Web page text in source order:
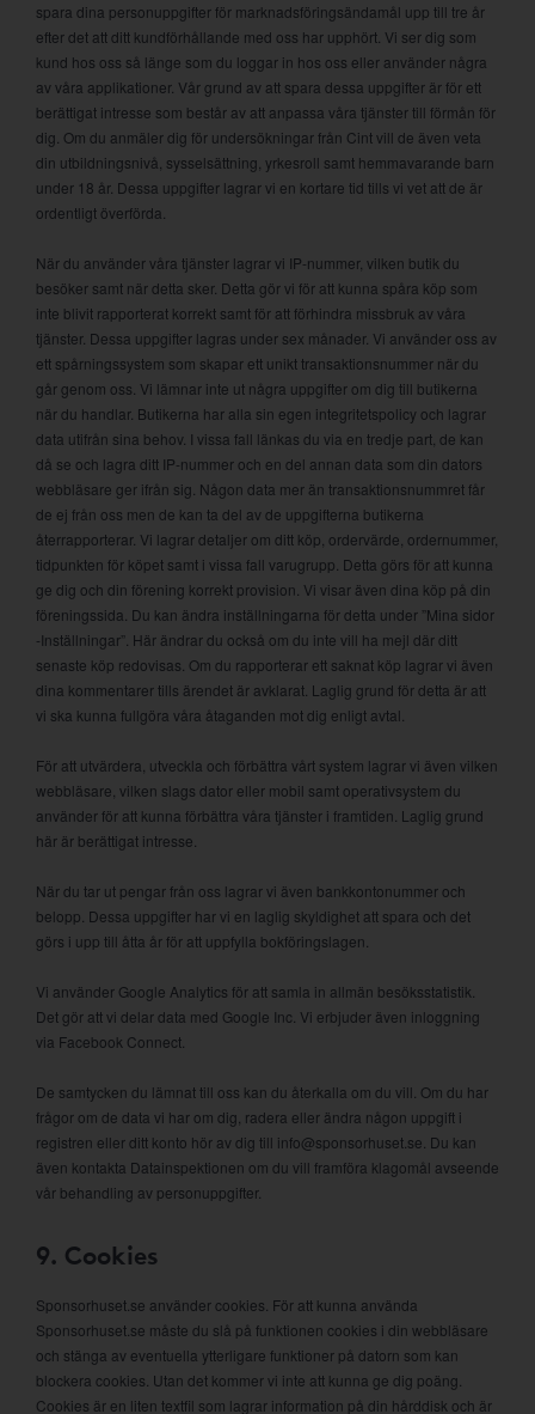
spara dina personuppgifter för marknadsföringsändamål upp till tre år
efter det att ditt kundförhållande med oss har upphört. Vi ser dig som
kund hos oss så länge som du loggar in hos oss eller använder några
av våra applikationer. Vår grund av att spara dessa uppgifter är för ett
berättigat intresse som består av att anpassa våra tjänster till förmån för
dig. Om du anmäler dig för undersökningar från Cint vill de även veta
din utbildningsnivå, sysselsättning, yrkesroll samt hemmavarande barn
under 18 år. Dessa uppgifter lagrar vi en kortare tid tills vi vet att de är
ordentligt överförda.
När du använder våra tjänster lagrar vi IP-nummer, vilken butik du
besöker samt när detta sker. Detta gör vi för att kunna spåra köp som
inte blivit rapporterat korrekt samt för att förhindra missbruk av våra
tjänster. Dessa uppgifter lagras under sex månader. Vi använder oss av
ett spårningssystem som skapar ett unikt transaktionsnummer när du
går genom oss. Vi lämnar inte ut några uppgifter om dig till butikerna
när du handlar. Butikerna har alla sin egen integritetspolicy och lagrar
data utifrån sina behov. I vissa fall länkas du via en tredje part, de kan
då se och lagra ditt IP-nummer och en del annan data som din dators
webbläsare ger ifrån sig. Någon data mer än transaktionsnummret får
de ej från oss men de kan ta del av de uppgifterna butikerna
återrapporterar. Vi lagrar detaljer om ditt köp, ordervärde, ordernummer,
tidpunkten för köpet samt i vissa fall varugrupp. Detta görs för att kunna
ge dig och din förening korrekt provision. Vi visar även dina köp på din
föreningssida. Du kan ändra inställningarna för detta under ”Mina sidor
-Inställningar”. Här ändrar du också om du inte vill ha mejl där ditt
senaste köp redovisas. Om du rapporterar ett saknat köp lagrar vi även
dina kommentarer tills ärendet är avklarat. Laglig grund för detta är att
vi ska kunna fullgöra våra åtaganden mot dig enligt avtal.
För att utvärdera, utveckla och förbättra vårt system lagrar vi även vilken
webbläsare, vilken slags dator eller mobil samt operativsystem du
använder för att kunna förbättra våra tjänster i framtiden. Laglig grund
här är berättigat intresse.
När du tar ut pengar från oss lagrar vi även bankkontonummer och
belopp. Dessa uppgifter har vi en laglig skyldighet att spara och det
görs i upp till åtta år för att uppfylla bokföringslagen.
Vi använder Google Analytics för att samla in allmän besöksstatistik.
Det gör att vi delar data med Google Inc. Vi erbjuder även inloggning
via Facebook Connect.
De samtycken du lämnat till oss kan du återkalla om du vill. Om du har
frågor om de data vi har om dig, radera eller ändra någon uppgift i
registren eller ditt konto hör av dig till info@sponsorhuset.se. Du kan
även kontakta Datainspektionen om du vill framföra klagomål avseende
vår behandling av personuppgifter.
9. Cookies
Sponsorhuset.se använder cookies. För att kunna använda
Sponsorhuset.se måste du slå på funktionen cookies i din webbläsare
och stänga av eventuella ytterligare funktioner på datorn som kan
blockera cookies. Utan det kommer vi inte att kunna ge dig poäng.
Cookies är en liten textfil som lagrar information på din hårddisk och är